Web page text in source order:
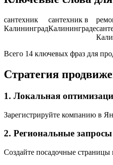
сантехник
Калининград
сантехник в
Калининграде
Всего 14 ключевых фраз для
Стратегия
1. Локальная
Зарегистрируйте компанию в
2. Региональные запросы
Создайте посадочные